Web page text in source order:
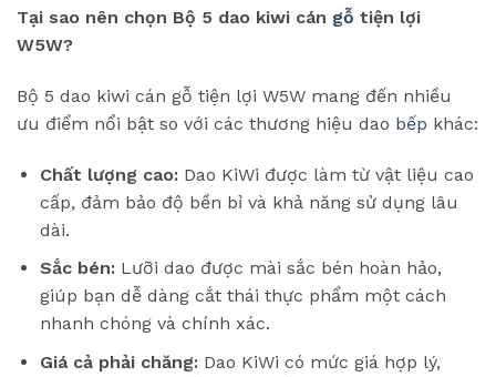
Tại sao nên chọn Bộ 5 dao kiwi cán gỗ tiện lợi
W5W?
Bộ 5 dao kiwi cán gỗ tiện lợi W5W mang đến nhiều
ưu điểm nổi bật so với các thương hiệu dao bếp khác:
Chất lượng cao:Dao KiWi được làm từ vật liệu cao
cấp, đảm bảo độ bền bỉ và khả năng sử dụng lâu
dài.
Sắc bén:Lưỡi dao được mài sắc bén hoàn hảo,
giúp bạn dễ dàng cắt thái thực phẩm một cách
nhanh chóng và chính xác.
Giá cả phải chăng:Dao KiWi có mức giá hợp lý,